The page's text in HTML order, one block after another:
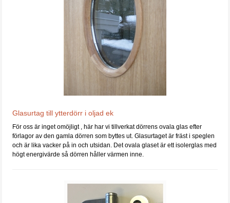
Glasurtag till ytterdörr i oljad ek
För oss är inget omöjligt , här har vi tillverkat dörrens ovala glas efter
förlagor av den gamla dörren som byttes ut. Glasurtaget är fräst i speglen
och är lika vacker på in och utsidan. Det ovala glaset är ett isolerglas med
högt energivärde så dörren håller värmen inne.